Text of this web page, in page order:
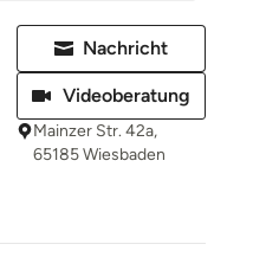
Nachricht
Videoberatung
Mainzer Str. 42a,
65185 Wiesbaden